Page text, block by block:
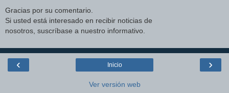
Gracias por su comentario.
Si usted está interesado en recibir noticias de
nosotros, suscríbase a nuestro informativo.
‹ ›
Inicio
Ver versión web